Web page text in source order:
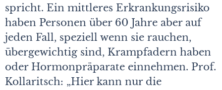
spricht. Ein mittleres Erkrankungsrisiko
haben Personen über 60 Jahre aber auf
jeden Fall, speziell wenn sie rauchen,
übergewichtig sind, Krampfadern haben
oder Hormonpräparate einnehmen. Prof.
Kollaritsch: „Hier kann nur die